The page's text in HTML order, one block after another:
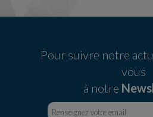
Pour suivre notre
vous
à notre